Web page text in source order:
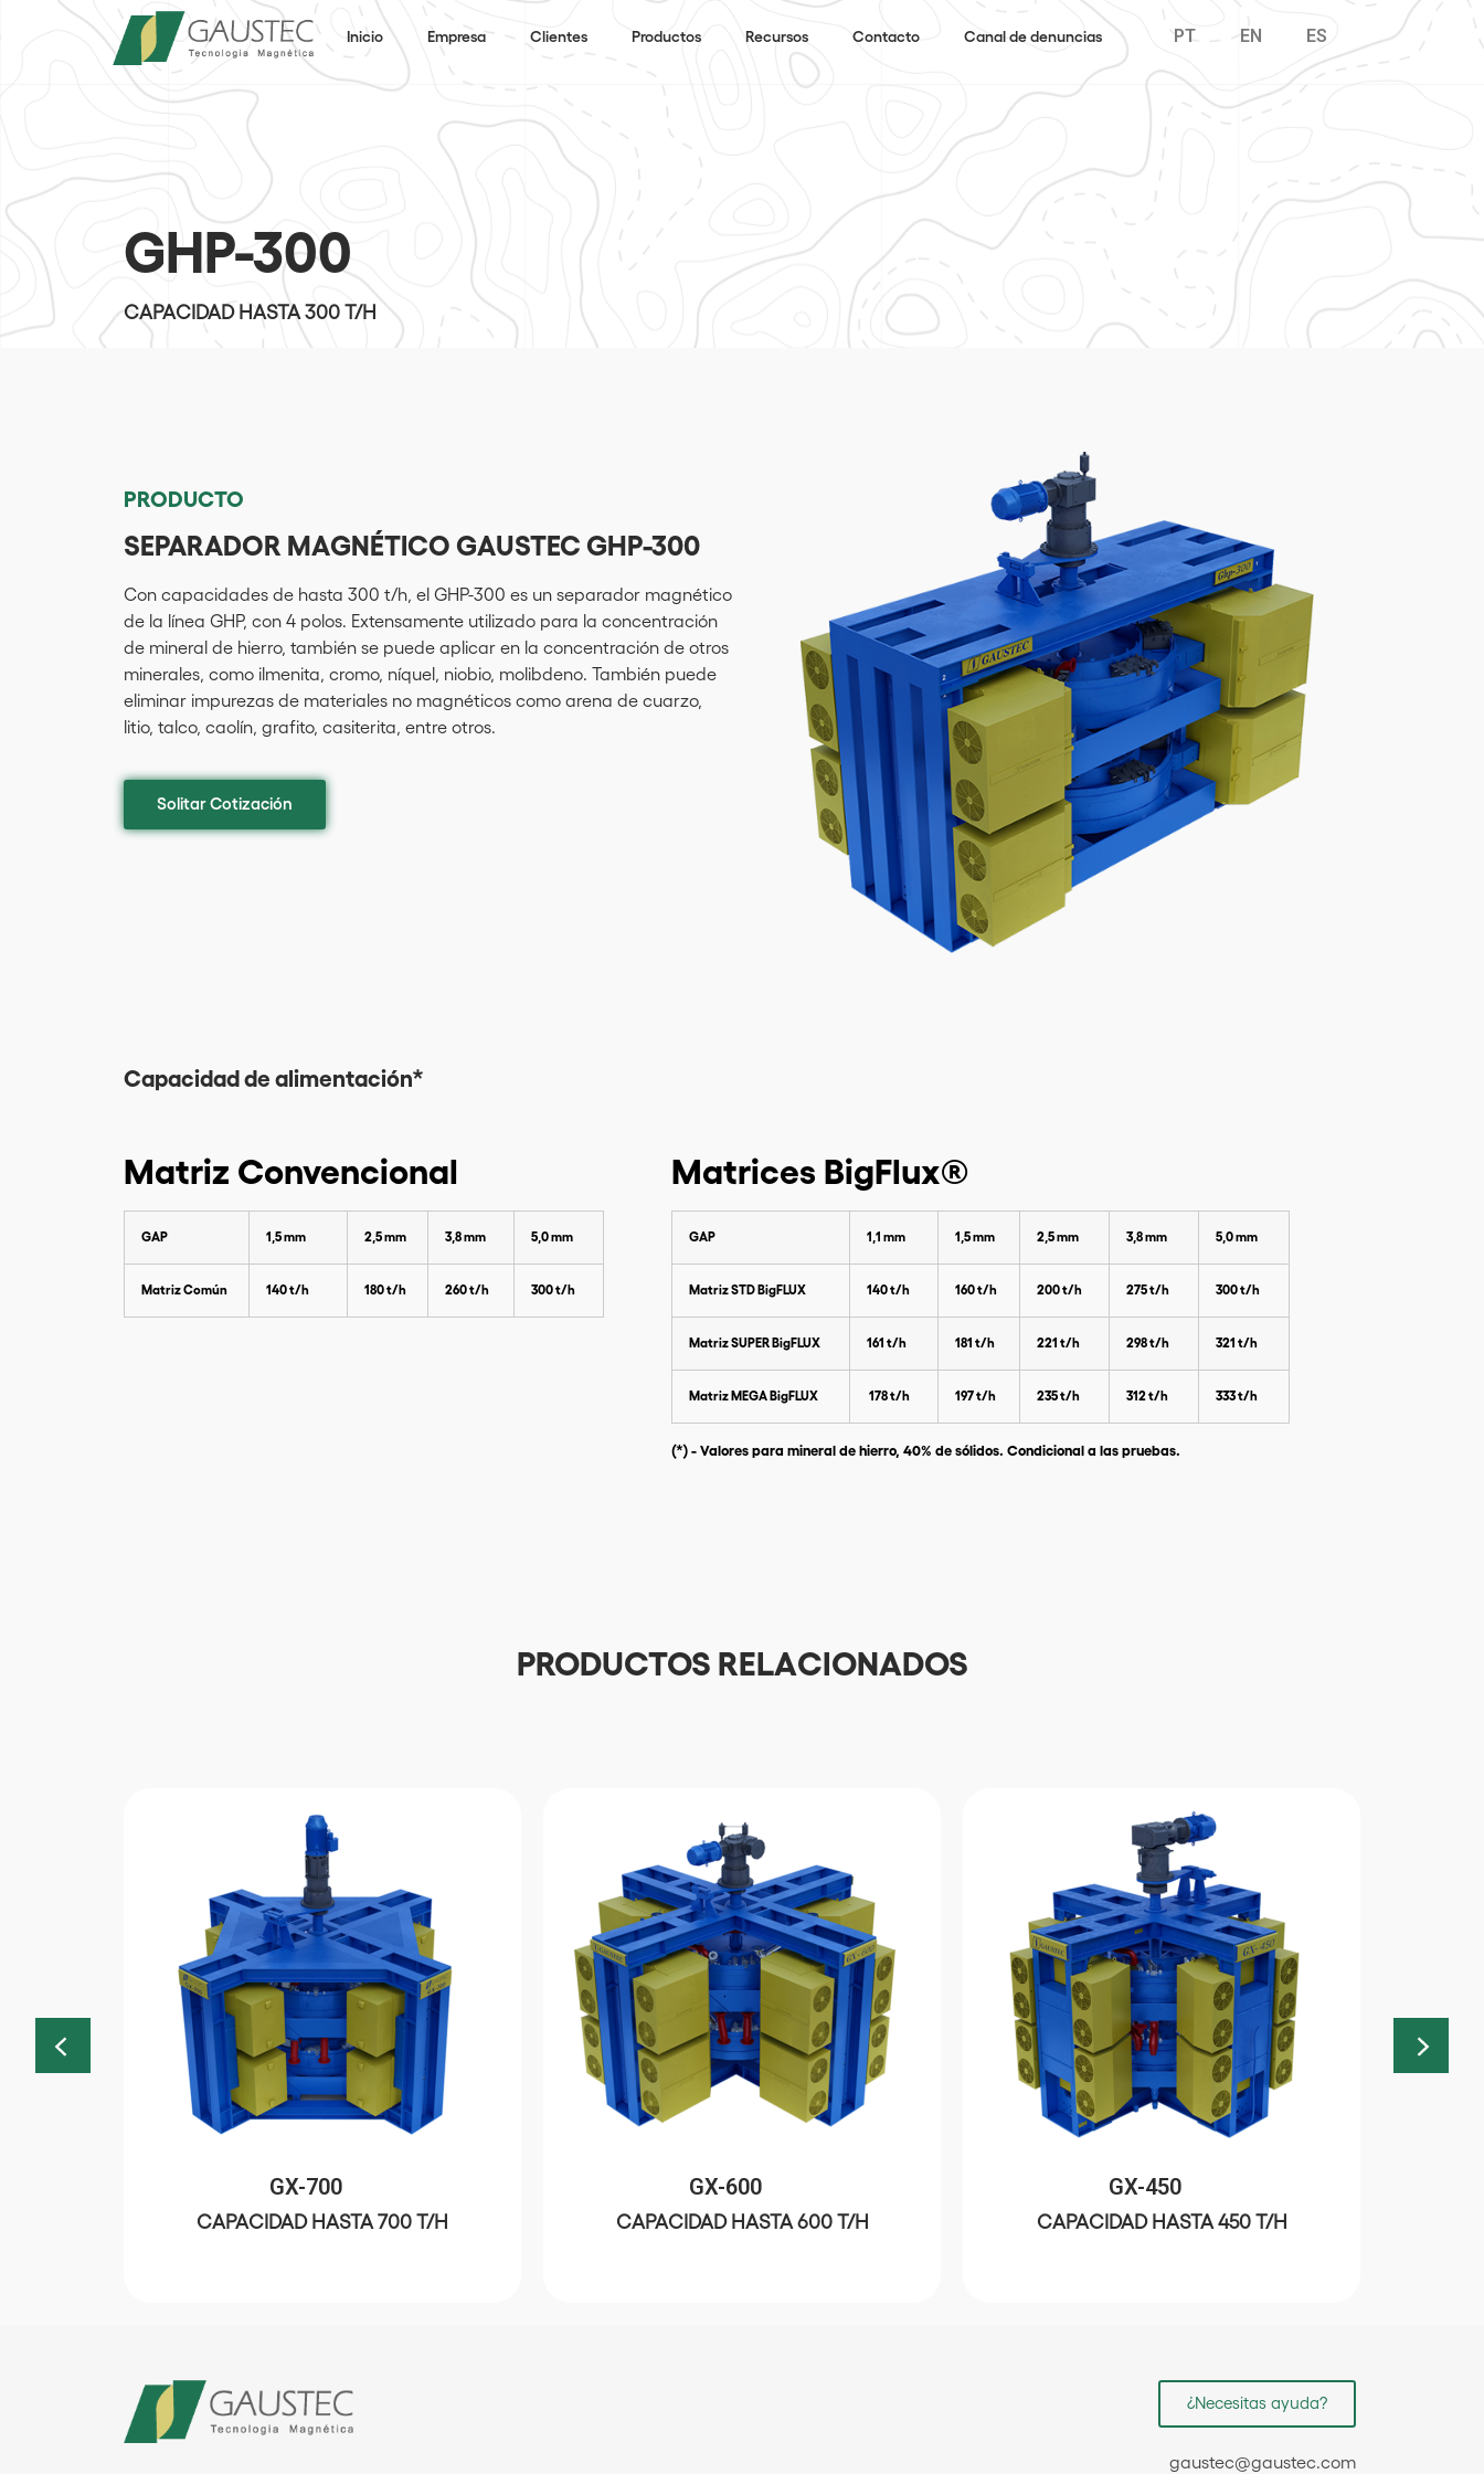
Inicio Empresa Clientes Productos Recursos Contacto Canal de denuncias PT EN ES
GHP-300
CAPACIDAD HASTA 300 T/H
PRODUCTO
SEPARADOR MAGNÉTICO GAUSTEC GHP-300
Con capacidades de hasta 300 t/h, el GHP-300 es un separador magnético
de la línea GHP, con 4 polos. Extensamente utilizado para la concentración
de mineral de hierro, también se puede aplicar en la concentración de otros
minerales, como ilmenita, cromo, níquel, niobio, molibdeno. También puede
eliminar impurezas de materiales no magnéticos como arena de cuarzo,
litio, talco, caolín, grafito, casiterita, entre otros.
Solitar Cotización
Capacidad de alimentación*
Matriz Convencional
GAP 1,5 mm 2,5 mm 3,8 mm 5,0 mm
Matriz Común 140 t/h 180 t/h 260 t/h 300 t/h
Matrices BigFlux®
GAP 1,1 mm 1,5 mm 2,5 mm 3,8 mm 5,0 mm
Matriz STD BigFLUX 140 t/h 160 t/h 200 t/h 275 t/h 300 t/h
Matriz SUPER BigFLUX 161 t/h 181 t/h 221 t/h 298 t/h 321 t/h
Matriz MEGA BigFLUX 178 t/h 197 t/h 235 t/h 312 t/h 333 t/h
(*) - Valores para mineral de hierro, 40% de sólidos. Condicional a las pruebas.
PRODUCTOS RELACIONADOS
GX-700
CAPACIDAD HASTA 700 T/H
GX-600
CAPACIDAD HASTA 600 T/H
GX-450
CAPACIDAD HASTA 450 T/H
¿Necesitas ayuda?
gaustec@gaustec.com